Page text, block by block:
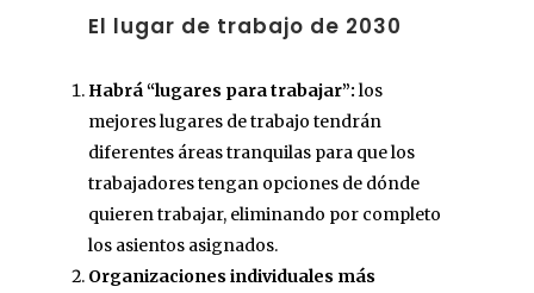
El lugar de trabajo de 2030
Habrá “lugares para trabajar”:los
mejores lugares de trabajo tendrán
diferentes áreas tranquilas para que los
trabajadores tengan opciones de dónde
quieren trabajar, eliminando por completo
los asientos asignados.
Organizaciones individuales más